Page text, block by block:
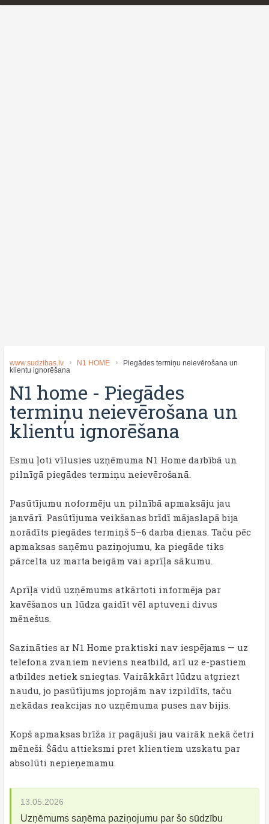
www.sudzibas.lv N1 HOME
Piegādes termiņu neievērošana un
klientu ignorēšana
N1 home - Piegādes
termiņu neievērošana un
klientu ignorēšana
Esmu ļoti vīlusies uzņēmuma N1 Home darbībā un
pilnīgā piegādes termiņu neievērošanā.
Pasūtījumu noformēju un pilnībā apmaksāju jau
janvārī. Pasūtījuma veikšanas brīdī mājaslapā bija
norādīts piegādes termiņš 5–6 darba dienas. Taču pēc
apmaksas saņēmu paziņojumu, ka piegāde tiks
pārcelta uz marta beigām vai aprīļa sākumu.
Aprīļa vidū uzņēmums atkārtoti informēja par
kavēšanos un lūdza gaidīt vēl aptuveni divus
mēnešus.
Sazināties ar N1 Home praktiski nav iespējams — uz
telefona zvaniem neviens neatbild, arī uz e-pastiem
atbildes netiek sniegtas. Vairākkārt lūdzu atgriezt
naudu, jo pasūtījums joprojām nav izpildīts, taču
nekādas reakcijas no uzņēmuma puses nav bijis.
Kopš apmaksas brīža ir pagājuši jau vairāk nekā četri
mēneši. Šādu attieksmi pret klientiem uzskatu par
absolūti nepieņemamu.
13.05.2026
Uzņēmums saņēma paziņojumu par šo sūdzību